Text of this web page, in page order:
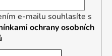
e-mailu souhlasíte s
ochrany osobních